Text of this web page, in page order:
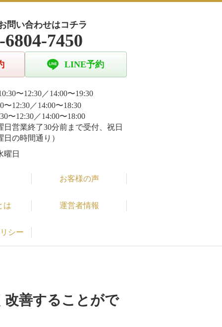
問い合わせはコチラ
6804-7450
LINE予約
〜12:30／14:00〜19:30
〜12:30／14:00〜18:30
〜12:30／14:00〜18:00
日営業終了30分前まで受付、祝日
日の時間通り）
曜日
お客様の声
は 運営者情報
シー
善することがで